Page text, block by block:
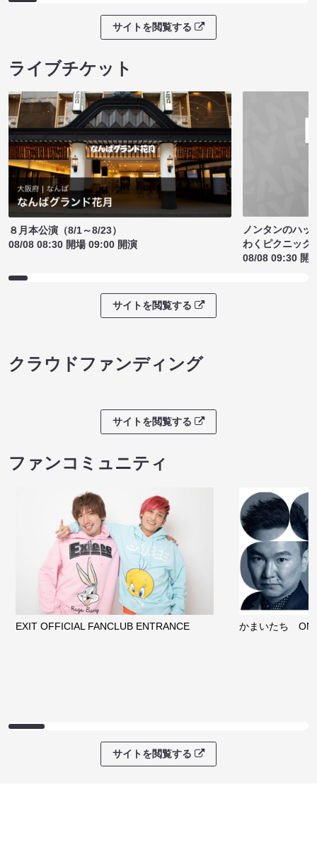
サイトを閲覧する
ライブチケット
８月本公演（8/1～8/23）
08/08 08:30 開場 09:00 開演
ノンタンのハッ
わくピクニック
08/08 09:30 開
サイトを閲覧する
クラウドファンディング
サイトを閲覧する
ファンコミュニティ
EXIT OFFICIAL FANCLUB ENTRANCE かまいたち
サイトを閲覧する